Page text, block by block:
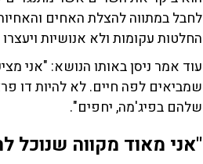
לחבל במתווה להצלת האחים
החלטות עקומות ולא אנושיות
עוד אמר ניסן באותו הנושא: "אני
שמביאים לפה חיים. לא להיות דו
שלהם בפיג'מה, יחפים".
"אני מאוד מקווה שנוכל